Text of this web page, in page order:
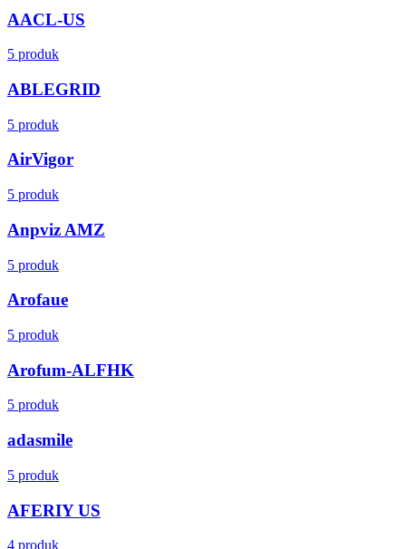
AACL-US
5 produk
ABLEGRID
5 produk
AirVigor
5 produk
Anpviz AMZ
5 produk
Arofaue
5 produk
Arofum-ALFHK
5 produk
adasmile
5 produk
AFERIY US
4 produk